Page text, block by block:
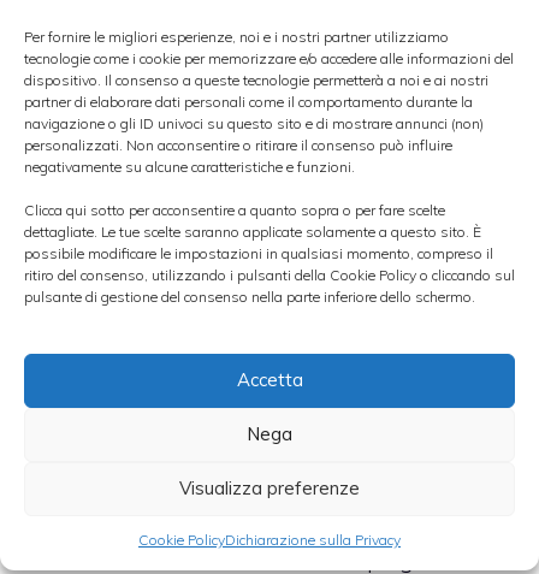
Per fornire le migliori esperienze, noi e i nostri partner utilizziamo
tecnologie come i cookie per memorizzare e/o accedere alle informazioni del
dispositivo. Il consenso a queste tecnologie permetterà a noi e ai nostri
partner di elaborare dati personali come il comportamento durante la
navigazione o gli ID univoci su questo sito e di mostrare annunci (non)
personalizzati. Non acconsentire o ritirare il consenso può influire
negativamente su alcune caratteristiche e funzioni.
Clicca qui sotto per acconsentire a quanto sopra o per fare scelte
dettagliate. Le tue scelte saranno applicate solamente a questo sito. È
possibile modificare le impostazioni in qualsiasi momento, compreso il
ritiro del consenso, utilizzando i pulsanti della Cookie Policy o cliccando sul
pulsante di gestione del consenso nella parte inferiore dello schermo.
Accetta
Nega
Visualizza preferenze
Cookie PolicyDichiarazione sulla Privacy
►
NUOVO TAGLIO TASSI BCE ENTRO
ESTATE 2013 SECONDO INTESA
SANPAOLO
Ma perché la Bce vuole portare i tassi su
valori negativi? L’obiettivo è quello di
disincentivareil mantenimento di questi
fondi presso i forzieri di Francofortee di
la concessione del credito a imprese e
famiglie. Tuttavia, molti economisti sono
scettici su una manovra di questo tipo.
Infatti, a luglio 2012, quando il tasso sui